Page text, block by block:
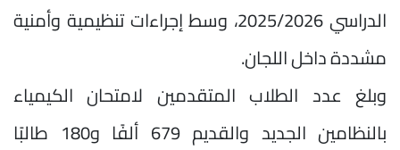
الدراسي 2025/2026، وسط إجراءات تنظيمية وأمنية
مشددة داخل اللجان.
وبلغ عدد الطلاب المتقدمين لامتحان الكيمياء
بالنظامين الجديد والقديم 679 ألفًا و180 طالبًا